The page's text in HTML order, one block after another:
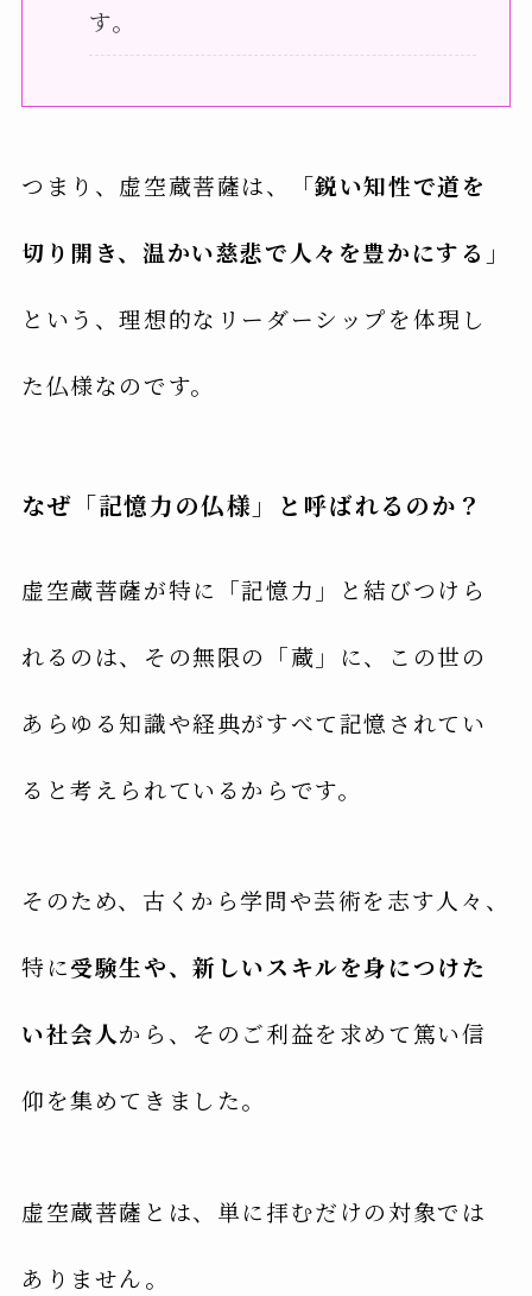
す。
つまり、虚空蔵菩薩は、 「鋭い知性で道を
切り開き、温かい慈悲で人々を豊かにする」
という、理想的なリーダーシップを体現し
た仏様なのです。
なぜ「記憶力の仏様」と呼ばれるのか？
虚空蔵菩薩が特に「記憶力」と結びつけら
れるのは、その無限の「蔵」に、この世の
あらゆる知識や経典がすべて記憶されてい
ると考えられているからです。
そのため、古くから学問や芸術を志す人々、
特に受験生や、新しいスキルを身につけた
い社会人から、そのご利益を求めて篤い信
仰を集めてきました。
虚空蔵菩薩とは、単に拝むだけの対象では
ありません。